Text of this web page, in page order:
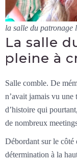
la salle du patronage
La salle
pleine à
Salle comble. De
n’avait jamais vu une
d’histoire qui
de nombreux
Débordant sur le côté
détermination à la